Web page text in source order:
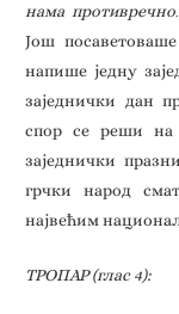
нама
Још
напише једну
заједнички дан
спор се реши на
заједнички
грчки народ
највећим
ТРОПАР (глас 4):